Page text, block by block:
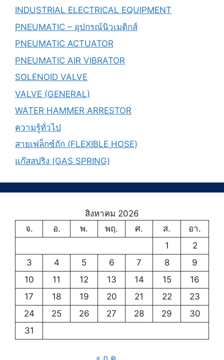
INDUSTRIAL ELECTRICAL EQUIPMENT
PNEUMATIC – อุปกรณ์นิวเมติกส์
PNEUMATIC ACTUATOR
PNEUMATIC AIR VIBRATOR
SOLENOID VALVE
VALVE (GENERAL)
WATER HAMMER ARRESTOR
ความรู้ทั่วไป
สายเฟล็กซ์ถัก (FLEXIBLE HOSE)
แก๊สสปริง (GAS SPRING)
สิงหาคม 2026
จ.
อ. พ. พฤ. ศ. ส.
อา.
1
2
3
4 5 6 7 8
9
10
11 12 13 14 15
16
17
18 19 20 21 22
23
24
25 26 27 28 29
30
31
« ก.ค.